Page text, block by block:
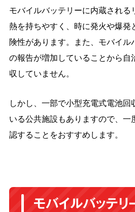
モバイルバッテリーに内蔵される
熱を持ちやすく、時に発火や爆発
険性があります。また、モバイル
の報告が増加していることから自
収していません。
しかし、一部で小型充電式電池回
いる公共施設もありますので、
認することをおすすめします。
モバイルバッテ